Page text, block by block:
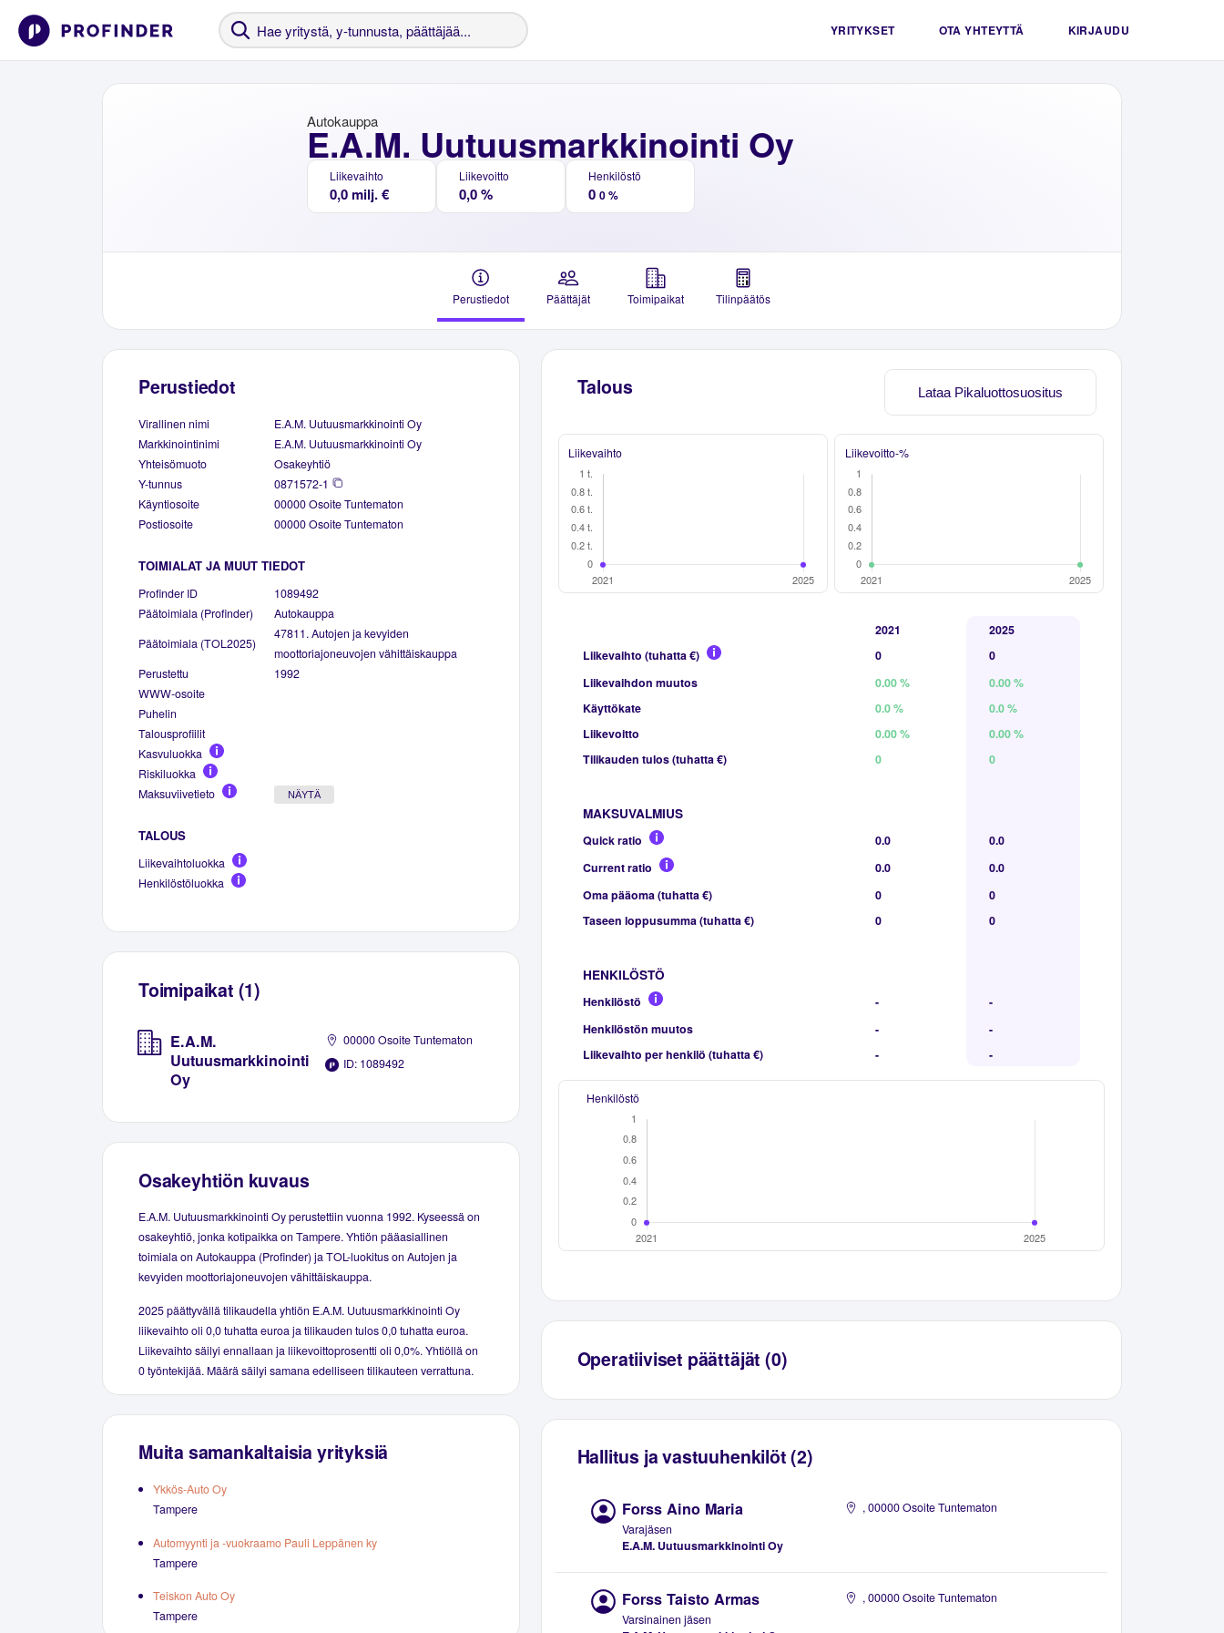
YRITYKSET OTA YHTEYTTÄ KIRJAUDU
E.A.M. Uutuusmarkkinointi Oy
Autokauppa
Liikevaihto
0,0 milj. €
Liikevoitto
0,0 %
Henkilöstö
0 0 %
Perustiedot Päättäjät Toimipaikat Tilinpäätös
Perustiedot
Virallinen nimi
E.A.M. Uutuusmarkkinointi Oy
Markkinointinimi
E.A.M. Uutuusmarkkinointi Oy
Yhteisömuoto
Osakeyhtiö
Y-tunnus
0871572-1
Käyntiosoite
00000 Osoite Tuntematon
Postiosoite
00000 Osoite Tuntematon
TOIMIALAT JA MUUT TIEDOT
Profinder ID
1089492
Päätoimiala (Profinder)
Autokauppa
Päätoimiala (TOL2025)
47811. Autojen ja kevyiden
moottoriajoneuvojen vähittäiskauppa
Perustettu
1992
WWW-osoite
Puhelin
Talousprofiilit
Kasvuluokka
Riskiluokka
Maksuviivetieto
NÄYTÄ
TALOUS
Liikevaihtoluokka
Henkilöstöluokka
Toimipaikat (1)
E.A.M.
Uutuusmarkkinointi
Oy
00000 Osoite Tuntematon
ID: 1089492
Osakeyhtiön kuvaus
E.A.M. Uutuusmarkkinointi Oy perustettiin vuonna 1992. Kyseessä on
osakeyhtiö, jonka kotipaikka on Tampere. Yhtiön pääasiallinen
toimiala on Autokauppa (Profinder) ja TOL-luokitus on Autojen ja
kevyiden moottoriajoneuvojen vähittäiskauppa.
2025 päättyvällä tilikaudella yhtiön E.A.M. Uutuusmarkkinointi Oy
liikevaihto oli 0,0 tuhatta euroa ja tilikauden tulos 0,0 tuhatta euroa.
Liikevaihto säilyi ennallaan ja liikevoittoprosentti oli 0,0%. Yhtiöllä on
0 työntekijää. Määrä säilyi samana edelliseen tilikauteen verrattuna.
Muita samankaltaisia yrityksiä
Ykkös-Auto Oy
Tampere
Automyynti ja -vuokraamo Pauli Leppänen ky
Tampere
Teiskon Auto Oy
Tampere
Lataa Pikaluottosuositus
Talous
Liikevaihto Liikevoitto-%
2021
2025
Liikevaihto (tuhatta €)
0
0
Liikevaihdon muutos
0.00 %
0.00 %
Käyttökate
0.0 %
0.0 %
Liikevoitto
0.00 %
0.00 %
Tilikauden tulos (tuhatta €)
0 0
MAKSUVALMIUS
Quick ratio 0.0
0.0
Current ratio
0.0
0.0
Oma pääoma (tuhatta €)
0
0
Taseen loppusumma (tuhatta €)
0 0
HENKILÖSTÖ
Henkilöstö -
-
Henkilöstön muutos
-
-
Liikevaihto per henkilö (tuhatta €)
- -
Henkilöstö
Operatiiviset päättäjät (0)
Hallitus ja vastuuhenkilöt (2)
Forss Aino Maria
Varajäsen
E.A.M. Uutuusmarkkinointi Oy
, 00000 Osoite Tuntematon
Forss Taisto Armas
Varsinainen jäsen
, 00000 Osoite Tuntematon